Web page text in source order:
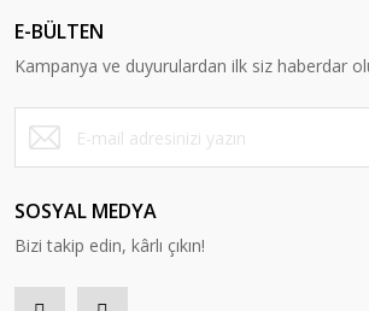
E-BÜLTEN
Kampanya ve duyurulardan ilk siz haberdar
SOSYAL MEDYA
Bizi takip edin, kârlı çıkın!